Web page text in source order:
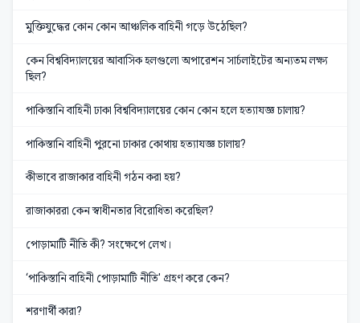
মুক্তিযুদ্ধের কোন কোন আঞ্চলিক বাহিনী গড়ে উঠেছিল?
কেন বিশ্ববিদ্যালয়ের আবাসিক হলগুলো অপারেশন সার্চলাইটের অন্যতম লক্ষ্য
ছিল?
পাকিস্তানি বাহিনী ঢাকা বিশ্ববিদ্যালয়ের কোন কোন হলে হত্যাযজ্ঞ চালায়?
পাকিস্তানি বাহিনী পুরনো ঢাকার কোথায় হত্যাযজ্ঞ চালায়?
কীভাবে রাজাকার বাহিনী গঠন করা হয়?
রাজাকাররা কেন স্বাধীনতার বিরোধিতা করেছিল?
পোড়ামাটি নীতি কী? সংক্ষেপে লেখ।
‘পাকিস্তানি বাহিনী পোড়ামাটি নীতি' গ্রহণ করে কেন?
শরণার্থী কারা?